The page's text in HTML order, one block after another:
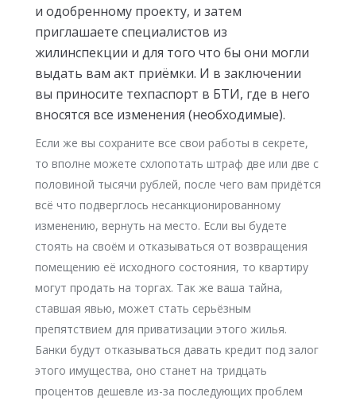
и одобренному проекту, и затем
приглашаете специалистов из
жилинспекции и для того что бы они могли
выдать вам акт приёмки. И в заключении
вы приносите техпаспорт в БТИ, где в него
вносятся все изменения (необходимые).
Если же вы сохраните все свои работы в секрете,
то вполне можете схлопотать штраф две или две с
половиной тысячи рублей, после чего вам придётся
всё что подверглось несанкционированному
изменению, вернуть на место. Если вы будете
стоять на своём и отказываться от возвращения
помещению её исходного состояния, то квартиру
могут продать на торгах. Так же ваша тайна,
ставшая явью, может стать серьёзным
препятствием для приватизации этого жилья.
Банки будут отказываться давать кредит под залог
этого имущества, оно станет на тридцать
процентов дешевле из-за последующих проблем